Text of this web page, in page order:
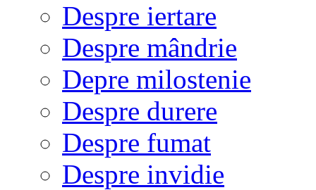
Despre iertare
Despre mândrie
Depre milostenie
Despre durere
Despre fumat
Despre invidie